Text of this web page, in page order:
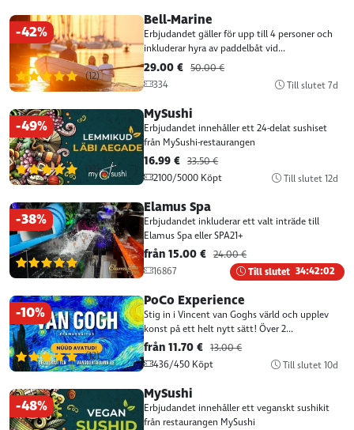
-42%
(12)
Bell-Marine
Erbjudandet gäller för upp till 4 personer och
inkluderar hyra av paddelbåt vid...
29.00 € 50.00 €
334
Till slutet 7d
-49%
(12)
MySushi
Erbjudandet innehåller ett 24-delat sushiset
från MySushi-restaurangen
16.99 € 33.50 €
2100/5000 Köpt
Till slutet 12d
-38%
(12)
Elamus Spa
Erbjudandet inkluderar ett valt inträde till
Elamus Spa eller SPA21+
från 15.00 € 24.00 €
16867
Till slutet 34:42:01
-10%
(12)
PoCo Experience
Stig in i Vincent van Goghs värld och upplev
konst på ett helt nytt sätt! Över 2...
från 11.70 € 13.00 €
436/450 Köpt
Till slutet 10d
-48%
MySushi
Erbjudandet innehåller ett veganskt sushikit
från restaurangen MySushi